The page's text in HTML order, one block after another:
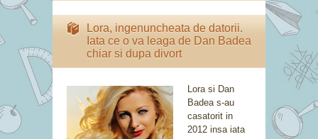
Lora, ingenuncheata de datorii.
Iata ce o va leaga de Dan Badea
chiar si dupa divort
Lora si Dan
Badea s-au
casatorit in
2012 insa iata